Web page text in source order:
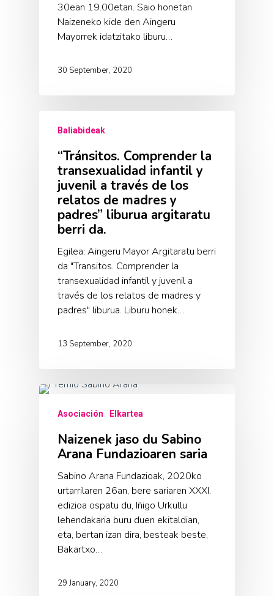
30ean 19.00etan. Saio honetan
Naizeneko kide den Aingeru
Mayorrek idatzitako liburu…
30 September, 2020
Baliabideak
“Tránsitos. Comprender la
transexualidad infantil y
juvenil a través de los
relatos de madres y
padres” liburua argitaratu
berri da.
Egilea: Aingeru Mayor Argitaratu berri
da "Transitos. Comprender la
transexualidad infantil y juvenil a
través de los relatos de madres y
padres" liburua. Liburu honek…
13 September, 2020
Asociación Elkartea
Naizenek jaso du Sabino
Arana Fundazioaren saria
Sabino Arana Fundazioak, 2020ko
urtarrilaren 26an, bere sariaren XXXI.
edizioa ospatu du, Iñigo Urkullu
lehendakaria buru duen ekitaldian,
eta, bertan izan dira, besteak beste,
Bakartxo…
29 January, 2020